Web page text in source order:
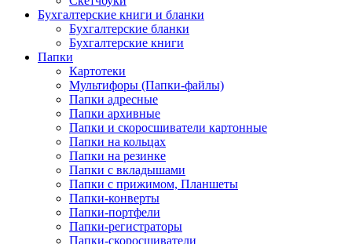
Бухгалтерские книги и бланки
Бухгалтерские бланки
Бухгалтерские книги
Папки
Картотеки
Мультифоры (Папки-файлы)
Папки адресные
Папки архивные
Папки и скоросшиватели картонные
Папки на кольцах
Папки на резинке
Папки с вкладышами
Папки с прижимом, Планшеты
Папки-конверты
Папки-портфели
Папки-регистраторы
Папки-скоросшиватели